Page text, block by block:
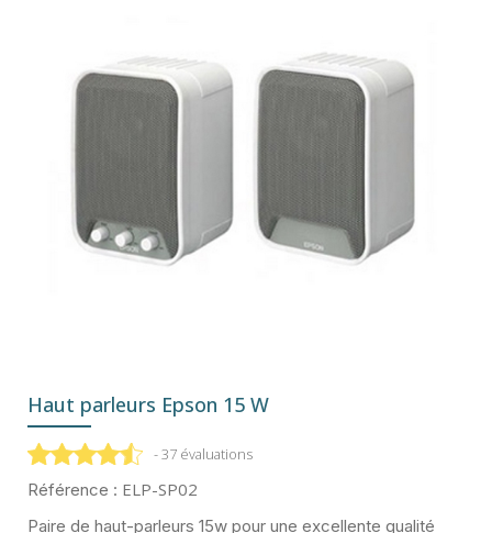
Haut parleurs Epson 15 W
- 37 évaluations
Référence : ELP-SP02
Paire de haut-parleurs 15w pour une excellente qualité